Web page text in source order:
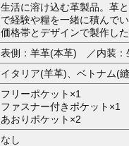
生活に溶け込む革製品。革
で経験や糧を一緒に積んで
価格帯とデザインで製作した
表側：羊革(本革) ／内装：
イタリア(羊革)、ベトナム(
フリーポケット×1
ファスナー付きポケット×1
あおりポケット×2
なし